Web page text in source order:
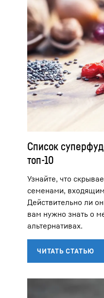
Список
топ-10
Узнайте, что
семенами,
Действительно ли
вам нужно знать о
альтернативах.